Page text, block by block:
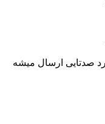
صدتایی ارسال میشه